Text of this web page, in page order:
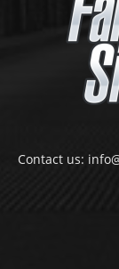
Contact us: